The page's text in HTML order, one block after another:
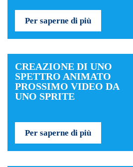
Per saperne di più
CREAZIONE DI UNO
SPETTRO ANIMATO
PROSSIMO VIDEO DA
UNO SPRITE
Per saperne di più